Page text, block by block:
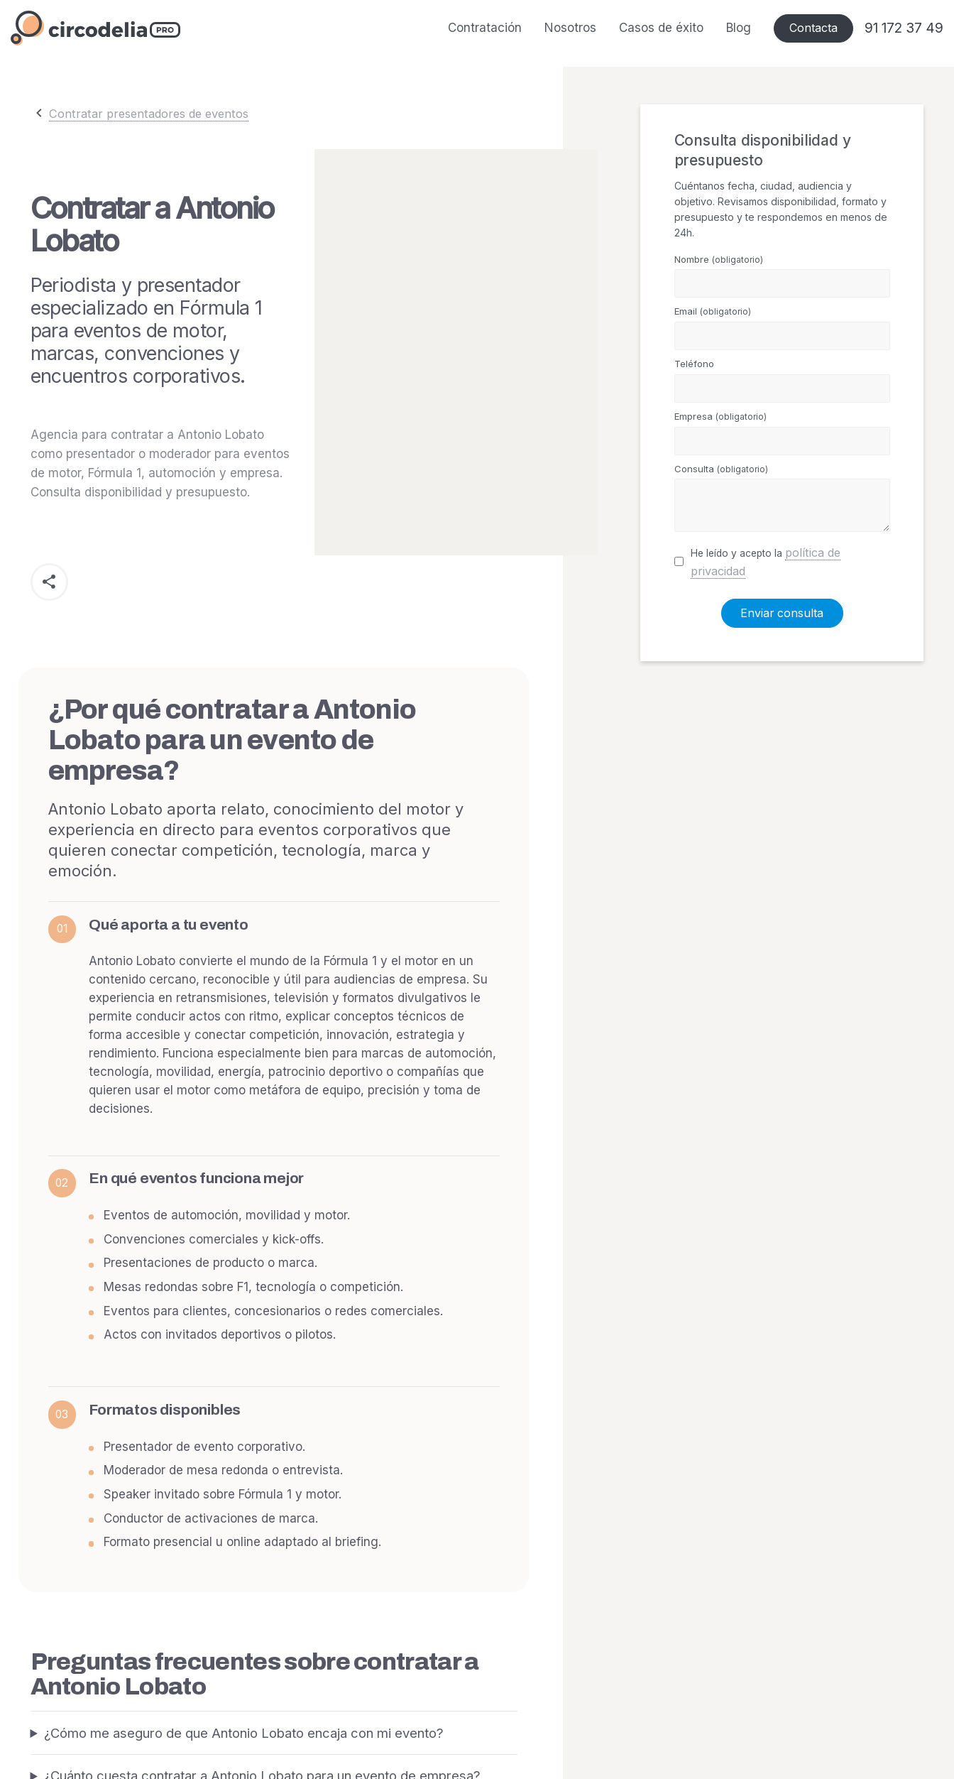
Contratación Nosotros Casos de éxito Blog Contacta 91 172 37 49
Contratar presentadores de eventos
Contratar a Antonio
Lobato
Periodista y presentador
especializado en Fórmula 1
para eventos de motor,
marcas, convenciones y
encuentros corporativos.
Agencia para contratar a Antonio Lobato
como presentador o moderador para eventos
de motor, Fórmula 1, automoción y empresa.
Consulta disponibilidad y presupuesto.
¿Por qué contratar a Antonio
Lobato para un evento de
empresa?
Antonio Lobato aporta relato, conocimiento del motor y
experiencia en directo para eventos corporativos que
quieren conectar competición, tecnología, marca y
emoción.
01 Qué aporta a tu evento
Antonio Lobato convierte el mundo de la Fórmula 1 y el motor en un
contenido cercano, reconocible y útil para audiencias de empresa. Su
experiencia en retransmisiones, televisión y formatos divulgativos le
permite conducir actos con ritmo, explicar conceptos técnicos de
forma accesible y conectar competición, innovación, estrategia y
rendimiento. Funciona especialmente bien para marcas de automoción,
tecnología, movilidad, energía, patrocinio deportivo o compañías que
quieren usar el motor como metáfora de equipo, precisión y toma de
decisiones.
02 En qué eventos funciona mejor
Eventos de automoción, movilidad y motor.
Convenciones comerciales y kick-offs.
Presentaciones de producto o marca.
Mesas redondas sobre F1, tecnología o competición.
Eventos para clientes, concesionarios o redes comerciales.
Actos con invitados deportivos o pilotos.
03 Formatos disponibles
Presentador de evento corporativo.
Moderador de mesa redonda o entrevista.
Speaker invitado sobre Fórmula 1 y motor.
Conductor de activaciones de marca.
Formato presencial u online adaptado al briefing.
Preguntas frecuentes sobre contratar a
Antonio Lobato
¿Cómo me aseguro de que Antonio Lobato encaja con mi evento?
¿Cuánto cuesta contratar a Antonio Lobato para un evento de empresa?
Consulta disponibilidad y
presupuesto
Cuéntanos fecha, ciudad, audiencia y
objetivo. Revisamos disponibilidad, formato y
presupuesto y te respondemos en menos de
24h.
Nombre (obligatorio)
Email (obligatorio)
Teléfono
Empresa (obligatorio)
Consulta (obligatorio)
He leído y acepto la política de
privacidad